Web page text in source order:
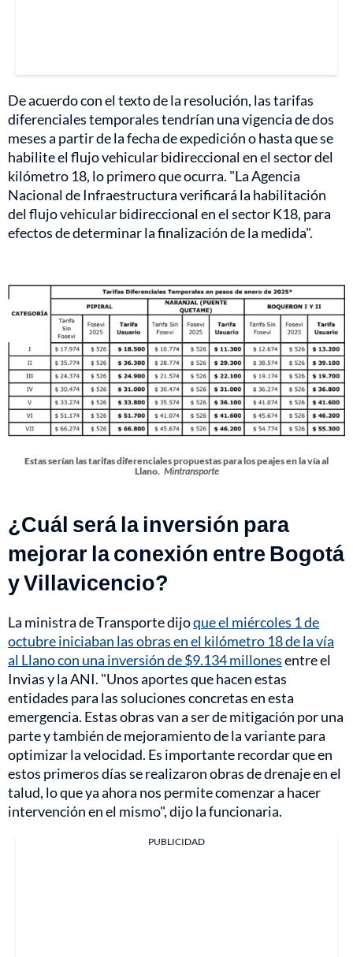
De acuerdo con el texto de la resolución, las tarifas
diferenciales temporales tendrían una vigencia de dos
meses a partir de la fecha de expedición o hasta que se
habilite el flujo vehicular bidireccional en el sector del
kilómetro 18, lo primero que ocurra. "La Agencia
Nacional de Infraestructura verificará la habilitación
del flujo vehicular bidireccional en el sector K18, para
efectos de determinar la finalización de la medida".
Estas serían las tarifas diferenciales propuestas para los peajes en la vía al
Llano. Mintransporte
¿Cuál será la inversión para
mejorar la conexión entre Bogotá
y Villavicencio?
La ministra de Transporte dijoque el miércoles 1 de
octubre iniciaban las obras en el kilómetro 18 de la vía
al Llano con una inversión de $9.134 millonesentre el
Invias y la ANI. "Unos aportes que hacen estas
entidades para las soluciones concretas en esta
emergencia. Estas obras van a ser de mitigación por una
parte y también de mejoramiento de la variante para
optimizar la velocidad. Es importante recordar que en
estos primeros días se realizaron obras de drenaje en el
talud, lo que ya ahora nos permite comenzar a hacer
intervención en el mismo", dijo la funcionaria.
PUBLICIDAD